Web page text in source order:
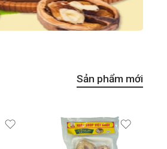
Sản phẩm mới